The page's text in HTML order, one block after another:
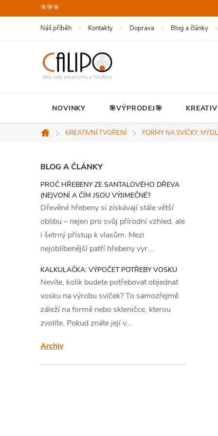
na
🎯🎯🎯
Náš příběh Kontakty Doprava Blog a články
NOVINKY 🎯VÝPRODEJ🎯
Domů
KREATIVNÍ TVOŘENÍ FORMY NA SVÍČKY,
P
o
s
t
r
a
n
n
í
BLOG A ČLÁNKY
PROČ HŘEBENY ZE SANTALOVÉHO DŘEVA
(NE)VONÍ A ČÍM JSOU VÝJIMEČNÉ?
Dřevěné hřebeny si získávají stále větší
oblibu – nejen pro svůj přírodní vzhled, ale
i šetrný přístup k vlasům. Mezi
nejoblíbenější patří hřebeny vyr...
KALKULAČKA: VÝPOČET POTŘEBY VOSKU
Nevíte, kolik budete potřebovat objednat
vosku na výrobu svíček? To samozřejmě
záleží na formě nebo skleničce, kterou
zvolíte. Pokud znáte její v...
Archiv